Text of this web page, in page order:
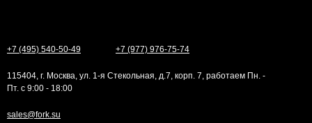
+7 (495) 540-50-49 +7 (977) 976-75-74
115404, г. Москва, ул. 1-я Стекольная, д.7, корп. 7, работаем Пн. -
Пт. с 9:00 - 18:00
sales@fork.su